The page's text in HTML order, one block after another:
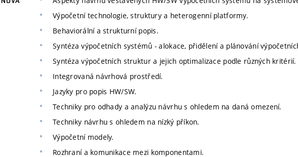
Výpočetní technologie, struktury a heterogenní platformy.
Behaviorální a strukturní popis.
Syntéza výpočetních systémů - alokace, přidělení a plánování
Syntéza výpočetních struktur a jejich optimalizace podle různých kritérií.
Integrovaná návrhová prostředí.
Jazyky pro popis HW/SW.
Techniky pro odhady a analýzu návrhu s ohledem na daná omezení.
Techniky návrhu s ohledem na nízký příkon.
Výpočetní modely.
Rozhraní a komunikace mezi komponentami.